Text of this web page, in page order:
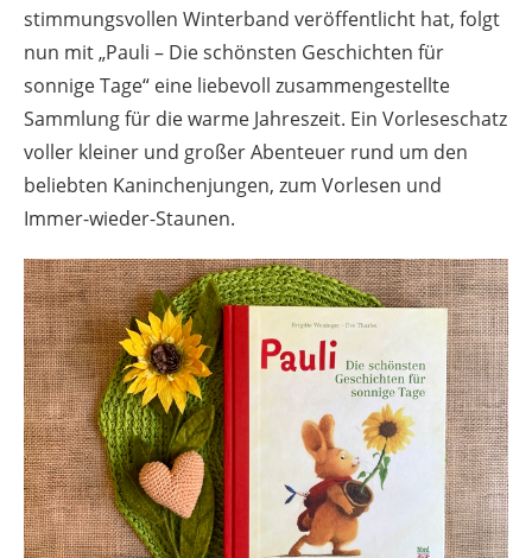
stimmungsvollen Winterband veröffentlicht hat, folgt
nun mit „Pauli – Die schönsten Geschichten für
sonnige Tage“ eine liebevoll zusammengestellte
Sammlung für die warme Jahreszeit. Ein Vorleseschatz
voller kleiner und großer Abenteuer rund um den
beliebten Kaninchenjungen, zum Vorlesen und
Immer-wieder-Staunen.